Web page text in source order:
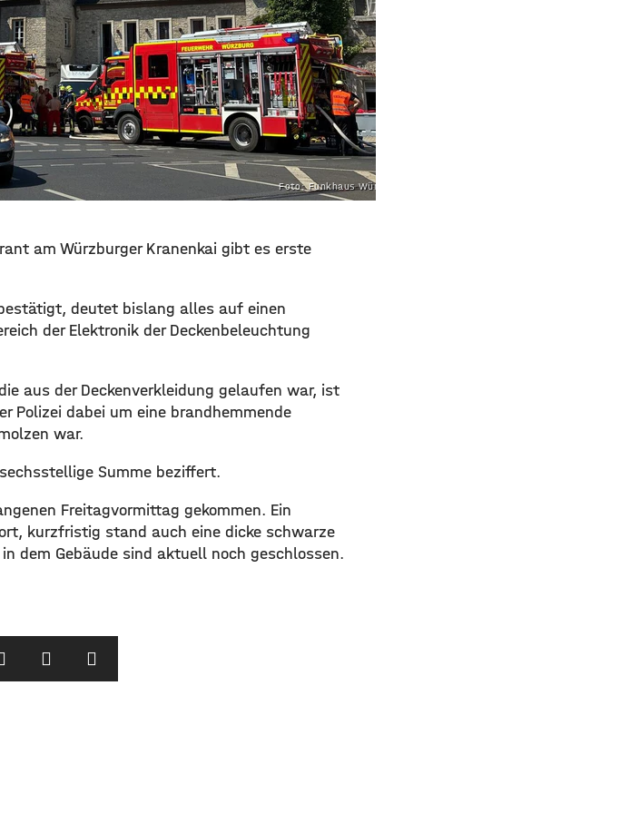
Foto: Funkhaus Würzburg
am Würzburger Kranenkai gibt es erste
deutet bislang alles auf einen
der Elektronik der Deckenbeleuchtung
aus der Deckenverkleidung gelaufen war, ist
Polizei dabei um eine brandhemmende
war.
Summe beziffert.
Freitagvormittag gekommen. Ein
kurzfristig stand auch eine dicke schwarze
dem Gebäude sind aktuell noch geschlossen.